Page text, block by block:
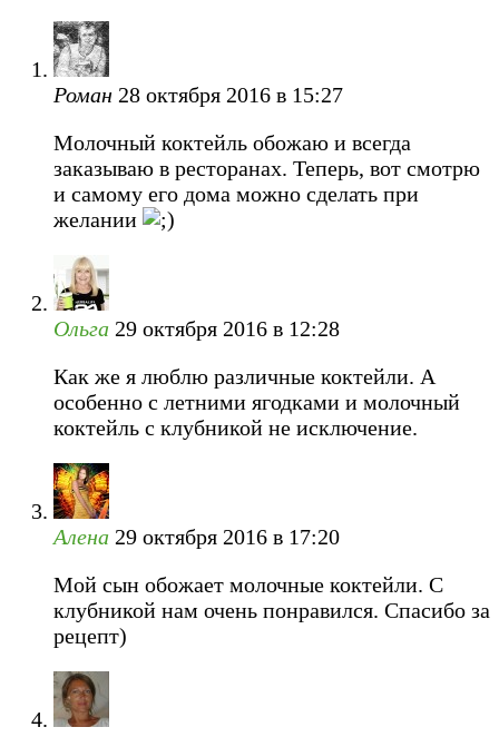
Роман 28 октября 2016 в 15:27
Молочный коктейль обожаю и всегда
заказываю в ресторанах. Теперь, вот смотрю
и самому его дома можно сделать при
желании
Ольга 29 октября 2016 в 12:28
Как же я люблю различные коктейли. А
особенно с летними ягодками и молочный
коктейль с клубникой не исключение.
Алена 29 октября 2016 в 17:20
Мой сын обожает молочные коктейли. С
клубникой нам очень понравился. Спасибо за
рецепт)